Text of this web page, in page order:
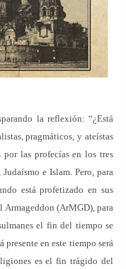
la reflexión: “¿Está
pragmáticos, y ateístas
las profecías en los tres
e Islam. Pero, para
está profetizado en sus
Armageddon (ArMGD), para
el fin del tiempo se
en este tiempo será
es el fin trágido del